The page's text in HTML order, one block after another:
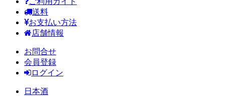
送料
お支払い方法
店舗情報
お問合せ
会員登録
ログイン
日本酒